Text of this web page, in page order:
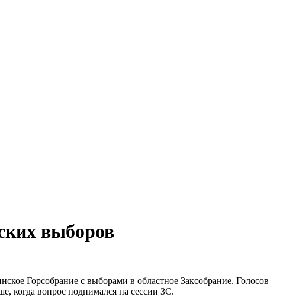
выборов
Горсобрание с выборами в областное Заксобрание. Голосов
когда вопрос поднимался на сессии ЗС.